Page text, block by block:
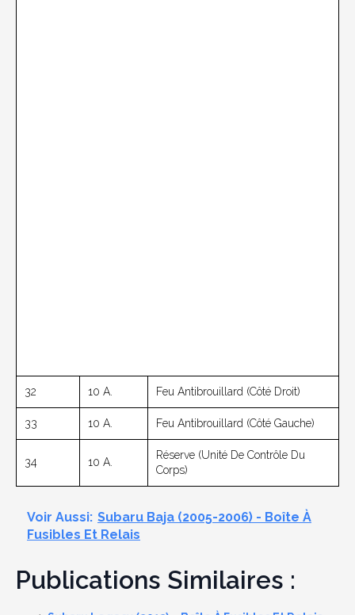
32 10 A. Feu Antibrouillard (côté Droit)
33 10 A. Feu Antibrouillard (côté Gauche)
34 10 A.
Réserve (unité De Contrôle Du
Corps)
Voir Aussi: Subaru Baja (2005-2006) - Boîte À
Fusibles Et Relais
Publications Similaires :